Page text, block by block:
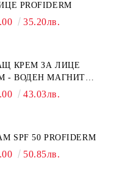
PROFIDERM
35.20лв.
КРЕМ ЗА ЛИЦЕ
- ВОДЕН МАГНИТ
43.03лв.
SPF 50 PROFIDERM
50.85лв.